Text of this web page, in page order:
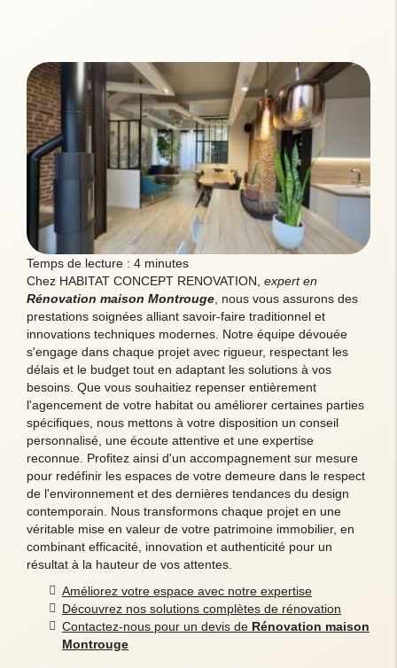
Temps de lecture : 4 minutes
Chez HABITAT CONCEPT RENOVATION, expert en
Rénovation maison Montrouge, nous vous assurons des
prestations soignées alliant savoir-faire traditionnel et
innovations techniques modernes. Notre équipe dévouée
s'engage dans chaque projet avec rigueur, respectant les
délais et le budget tout en adaptant les solutions à vos
besoins. Que vous souhaitiez repenser entièrement
l'agencement de votre habitat ou améliorer certaines parties
spécifiques, nous mettons à votre disposition un conseil
personnalisé, une écoute attentive et une expertise
reconnue. Profitez ainsi d'un accompagnement sur mesure
pour redéfinir les espaces de votre demeure dans le respect
de l'environnement et des dernières tendances du design
contemporain. Nous transformons chaque projet en une
véritable mise en valeur de votre patrimoine immobilier, en
combinant efficacité, innovation et authenticité pour un
résultat à la hauteur de vos attentes.
Améliorez votre espace avec notre expertise
Découvrez nos solutions complètes de rénovation
Contactez-nous pour un devis de Rénovation maison
Montrouge